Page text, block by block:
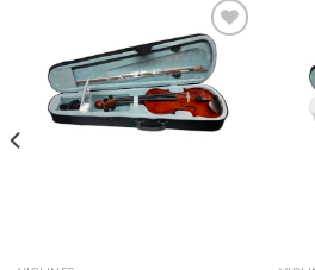
Añadir
a la
lista de